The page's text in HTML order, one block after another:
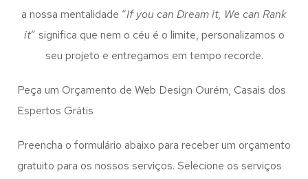
a nossa mentalidade “If you can Dream it, We can Rank
it” significa que nem o céu é o limite, personalizamos o
seu projeto e entregamos em tempo recorde.
Peça um Orçamento de Web Design Ourém, Casais dos
Espertos Grátis
Preencha o formulário abaixo para receber um orçamento
gratuito para os nossos serviços. Selecione os serviços